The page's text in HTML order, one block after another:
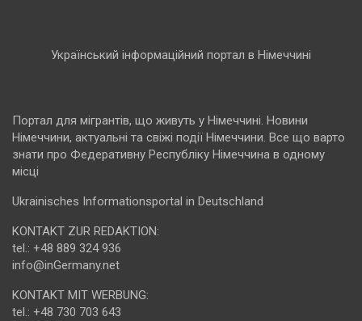
Український інформаційний портал в Німеччині
Портал для мігрантів, що живуть у Німеччині. Новини
Німеччини, актуальні та свіжі події Німеччини. Все що варто
знати про Федеративну Республіку Німеччина в одному
місці
Ukrainisches Informationsportal in Deutschland
KONTAKT ZUR REDAKTION:
tel.: +48 889 324 936
info@inGermany.net
KONTAKT MIT WERBUNG:
tel.: +48 730 703 643